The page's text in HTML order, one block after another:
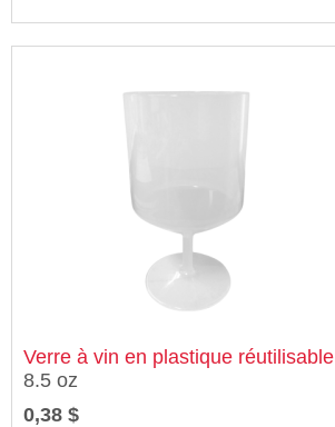
Verre à vin en plastique réutilisable
8.5 oz
0,38 $